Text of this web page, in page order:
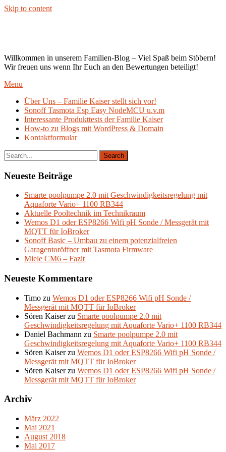
Skip to content
Willkommen in unserem Familien-Blog – Viel Spaß beim Stöbern!
Wir freuen uns wenn Ihr Euch an den Bewertungen beteiligt!
Menu
Über Uns – Familie Kaiser stellt sich vor!
Sonoff Tasmota Esp Easy NodeMCU u.v.m
Interessante Produkttests der Familie Kaiser
How-to zu Blogs mit WordPress & Domain
Kontaktformular
Neueste Beiträge
Smarte poolpumpe 2.0 mit Geschwindigkeitsregelung mit
Aquaforte Vario+ 1100 RB344
Aktuelle Pooltechnik im Technikraum
Wemos D1 oder ESP8266 Wifi pH Sonde / Messgerät mit
MQTT für IoBroker
Sonoff Basic – Umbau zu einem potenzialfreien
Garagentoröffner mit Tasmota Firmware
Miele CM6 – Fazit
Neueste Kommentare
Timo zu Wemos D1 oder ESP8266 Wifi pH Sonde /
Messgerät mit MQTT für IoBroker
Sören Kaiserzu Smarte poolpumpe 2.0 mit
Geschwindigkeitsregelung mit Aquaforte Vario+ 1100 RB344
Daniel Bachmann zu Smarte poolpumpe 2.0 mit
Geschwindigkeitsregelung mit Aquaforte Vario+ 1100 RB344
Sören Kaiserzu Wemos D1 oder ESP8266 Wifi pH Sonde /
Messgerät mit MQTT für IoBroker
Sören Kaiserzu Wemos D1 oder ESP8266 Wifi pH Sonde /
Messgerät mit MQTT für IoBroker
Archiv
März 2022
Mai 2021
August 2018
Mai 2017